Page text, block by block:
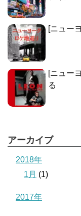
[ニュー
[ニュー
る
アーカイブ
2018年
1月 (1)
2017年